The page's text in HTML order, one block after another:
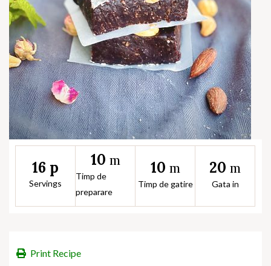
16 p
Servings
10 m
Timp de
preparare
10 m
Timp de gatire
20 m
Gata in
Print Recipe